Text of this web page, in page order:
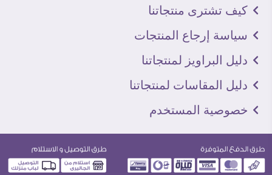
كيف تشترى منتجاتنا
سياسة إرجاع المنتجات
دليل البراويز لمنتجاتنا
دليل المقاسات لمنتجاتنا
خصوصية المستخدم